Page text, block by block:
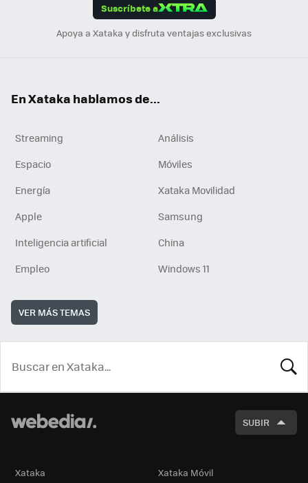
Suscríbete a
Apoya a Xataka y disfruta ventajas exclusivas
En Xataka hablamos de...
Streaming
Análisis
Espacio
Móviles
Energía
Xataka Movilidad
Apple
Samsung
Inteligencia artificial
China
Empleo
Windows 11
VER MÁS TEMAS
SUBIR
Xataka Xataka Móvil